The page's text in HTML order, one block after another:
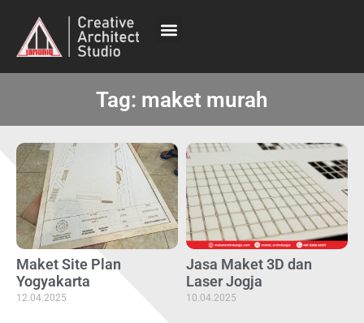
Tag: maket murah
Maket Site Plan
Yogyakarta
12.04.2025
Jasa Maket 3D dan
Laser Jogja
10.04.2025